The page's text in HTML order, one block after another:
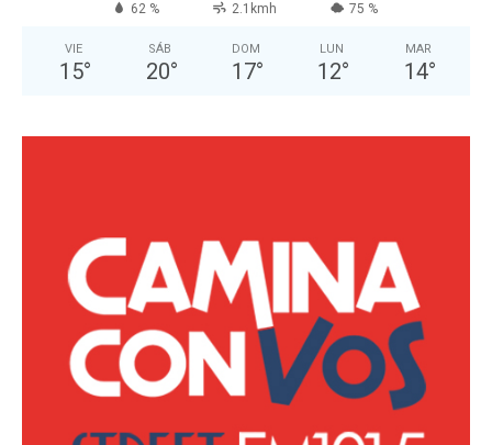
62 % 2.1kmh 75 %
VIE
15°
SÁB
20°
DOM
17°
LUN
12°
MAR
14°